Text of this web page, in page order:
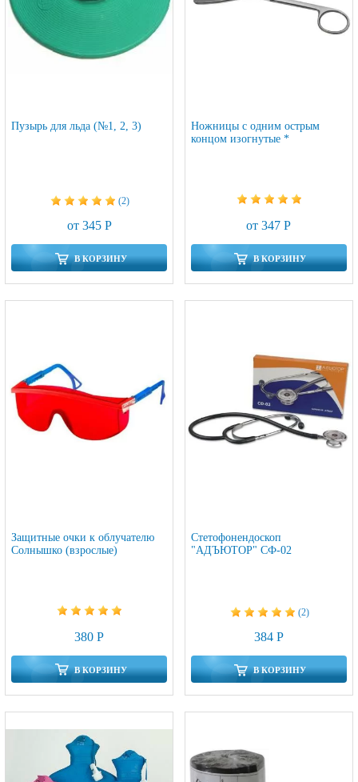
Пузырь для льда (№1, 2, 3)
(2)
от 345 Р
В КОРЗИНУ
Ножницы с одним острым
концом изогнутые *
от 347 Р
В КОРЗИНУ
Защитные очки к облучателю
Солнышко (взрослые)
380 Р
В КОРЗИНУ
Стетофонендоскоп
"АДЪЮТОР" СФ-02
(2)
384 Р
В КОРЗИНУ